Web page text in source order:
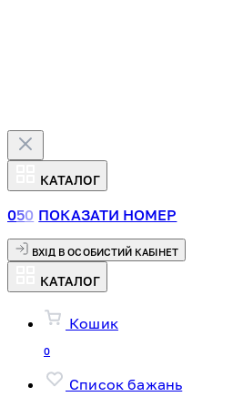
КАТАЛОГ
050 ПОКАЗАТИ НОМЕР
ВХІД В ОСОБИСТИЙ КАБІНЕТ
КАТАЛОГ
Кошик
0
Список бажань